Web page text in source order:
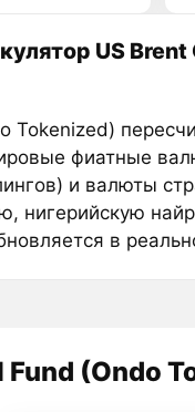
US Brent
Tokenized)
фиатные
и валюты
нигерийскую
в
(Ondo